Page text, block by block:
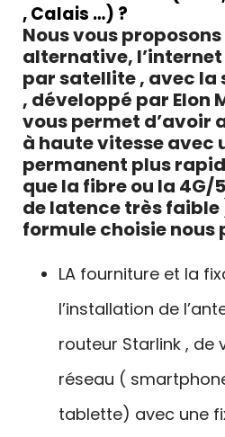
, Calais …) ?
Nous vous
alternative,
par satellite , avec
, développé par Elon
vous permet d’avoir
à haute vitesse avec
permanent plus
que la fibre ou la 4G/
de latence très faible
formule choisie nous
LA fourniture et la
l’installation de
routeur Starlink , de
réseau (
tablette) avec une